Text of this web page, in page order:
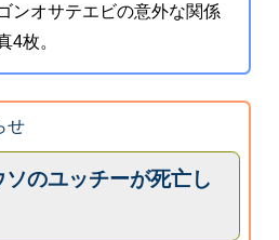
ンオサテエビの意外な関係
4枚。
せ
のユッチーが死亡し